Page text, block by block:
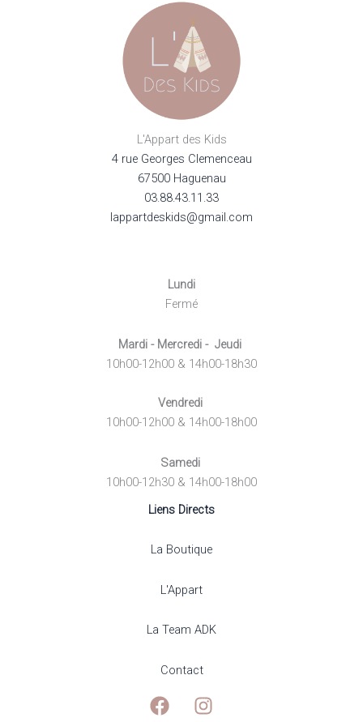
L'Appart des Kids
4 rue Georges Clemenceau
67500 Haguenau
03.88.43.11.33
lappartdeskids@gmail.com
Lundi
Fermé
Mardi - Mercredi - Jeudi
10h00-12h00 & 14h00-18h30
Vendredi
10h00-12h00 & 14h00-18h00
Samedi
10h00-12h30 & 14h00-18h00
Liens Directs
La Boutique
L'Appart
La Team ADK
Contact